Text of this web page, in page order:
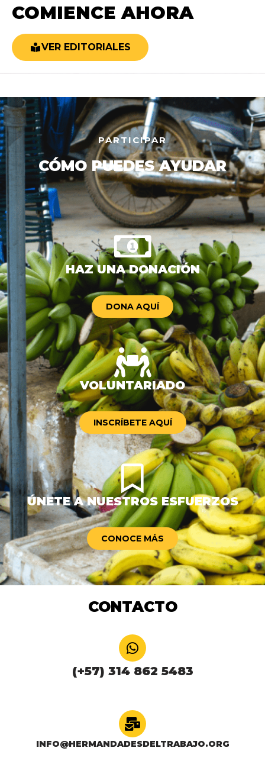
COMIENCE AHORA
VER EDITORIALES
PARTICIPAR
CÓMO PUEDES AYUDAR
HAZ UNA DONACIÓN
DONA AQUÍ
VOLUNTARIADO
INSCRÍBETE AQUÍ
ÚNETE A NUESTROS ESFUERZOS
CONOCE MÁS
CONTACTO
(+57) 314 862 5483
INFO@HERMANDADESDELTRABAJO.ORG